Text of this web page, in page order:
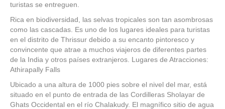
turistas se entreguen.
Rica en biodiversidad, las selvas tropicales son tan asombrosas
como las cascadas. Es uno de los lugares ideales para turistas
en el distrito de Thrissur debido a su encanto pintoresco y
convincente que atrae a muchos viajeros de diferentes partes
de la India y otros países extranjeros. Lugares de Atracciones:
Athirapally Falls
Ubicado a una altura de 1000 pies sobre el nivel del mar, está
situado en el punto de entrada de las Cordilleras Sholayar de
Ghats Occidental en el río Chalakudy. El magnífico sitio de agua